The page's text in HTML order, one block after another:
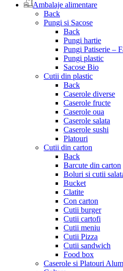
Ambalaje alimentare
Back
Pungi si Sacose
Back
Pungi hartie
Pungi Patiserie –
Pungi plastic
Sacose Bio
Cutii din plastic
Back
Caserole diverse
Caserole fructe
Caserole oua
Caserole salata
Caserole sushi
Platouri
Cutii din carton
Back
Barcute din carton
Boluri si cutii
Bucket
Clatite
Con carton
Cutii burger
Cutii cartofi
Cutii meniu
Cutii Pizza
Cutii sandwich
Food box
Caserole si Platouri